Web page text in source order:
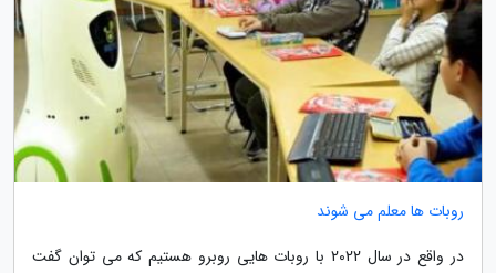
روبات ها معلم می شوند
در واقع در سال 2022 با روبات هایی روبرو هستیم که می توان گفت